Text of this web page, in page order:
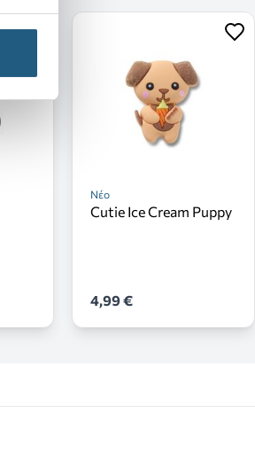
Νέο
Cutie Ice Cream Puppy
4,99 €